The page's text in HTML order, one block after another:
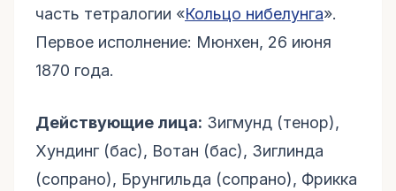
часть тетралогии «Кольцо нибелунга».
Первое исполнение: Мюнхен, 26 июня
1870 года.
Действующие лица: Зигмунд (тенор),
Хундинг (бас), Вотан (бас), Зиглинда
(сопрано), Брунгильда (сопрано), Фрикка